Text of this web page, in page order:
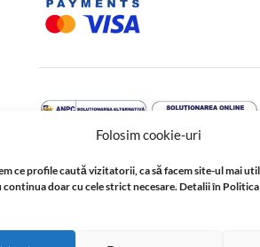
Folosim cookie-uri
ce profile caută vizitatorii, ca să facem site-ul mai
continua doar cu cele strict necesare. Detalii în